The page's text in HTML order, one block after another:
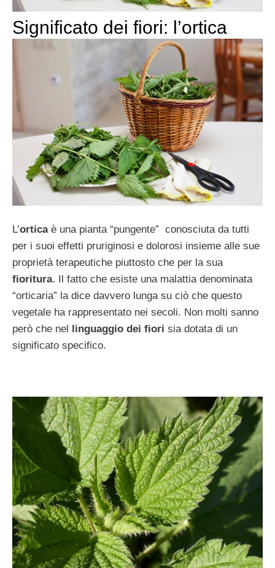
Significato dei fiori: l’ortica
L’orticaè una pianta “pungente” conosciuta da tutti
per i suoi effetti pruriginosi e dolorosi insieme alle sue
proprietà terapeutiche piuttosto che per la sua
fioritura. Il fatto che esiste una malattia denominata
“orticaria” la dice davvero lunga su ciò che questo
vegetale ha rappresentato nei secoli. Non molti sanno
però che nel
linguaggio dei fiori sia dotata di un
significato specifico.